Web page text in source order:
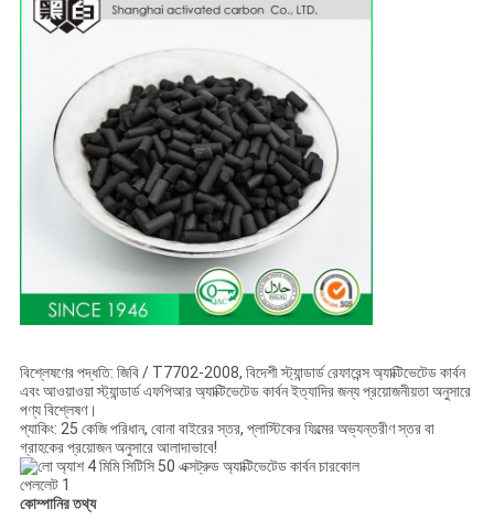
বিশ্লেষণের পদ্ধতি: জিবি / T7702-2008, বিদেশী স্ট্যান্ডার্ড রেফারেন্স অ্যাক্টিভেটেড কার্বন
এবং আওয়াওয়া স্ট্যান্ডার্ড এফপিআর অ্যাক্টিভেটেড কার্বন ইত্যাদির জন্য প্রয়োজনীয়তা অনুসারে
পণ্য বিশ্লেষণ।
প্যাকিং: 25 কেজি পরিধান, বোনা বাইরের স্তর, প্লাস্টিকের ফিল্মের অভ্যন্তরীণ স্তর বা
গ্রাহকের প্রয়োজন অনুসারে আলাদাভাবে!
কোম্পানির তথ্য